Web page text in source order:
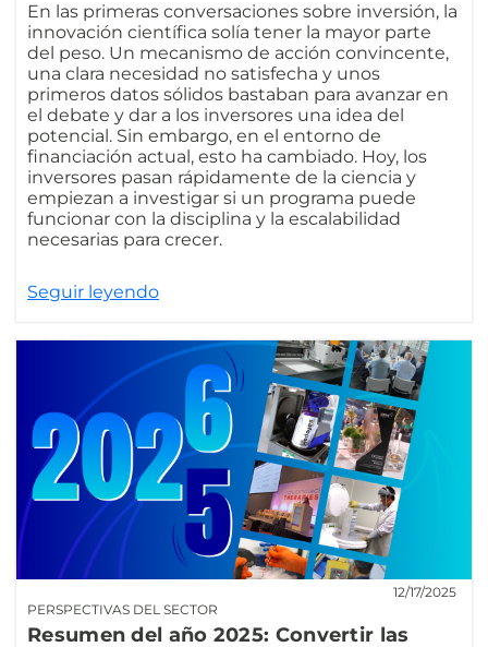
En las primeras conversaciones sobre inversión, la
innovación científica solía tener la mayor parte
del peso. Un mecanismo de acción convincente,
una clara necesidad no satisfecha y unos
primeros datos sólidos bastaban para avanzar en
el debate y dar a los inversores una idea del
potencial. Sin embargo, en el entorno de
financiación actual, esto ha cambiado. Hoy, los
inversores pasan rápidamente de la ciencia y
empiezan a investigar si un programa puede
funcionar con la disciplina y la escalabilidad
necesarias para crecer.
Seguir leyendo
PERSPECTIVAS DEL SECTOR
12/17/2025
Resumen del año 2025: Convertir las